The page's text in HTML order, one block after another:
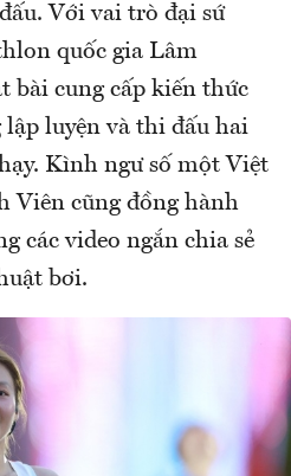
Với vai trò đại sứ
quốc gia Lâm
bài cung cấp kiến thức
luyện và thi đấu hai
Kình ngư số một Việt
Viên cũng đồng hành
các video ngắn chia sẻ
bơi.